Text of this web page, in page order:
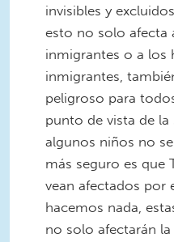
invisibles y
esto no solo afecta
inmigrantes o a los
inmigrantes,
peligroso para
punto de vista de la
algunos niños no
más seguro es que
vean afectados por
hacemos nada,
no solo afectarán